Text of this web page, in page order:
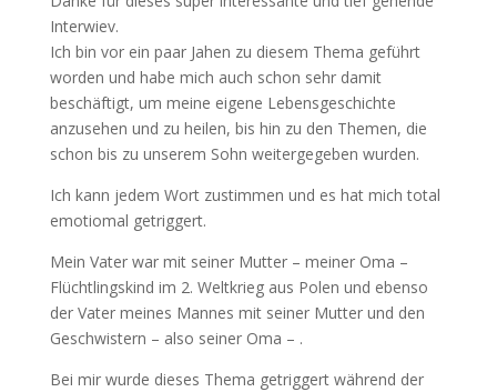
Interwiev.
Ich bin vor ein paar Jahen zu diesem Thema geführt
worden und habe mich auch schon sehr damit
beschäftigt, um meine eigene Lebensgeschichte
anzusehen und zu heilen, bis hin zu den Themen, die
schon bis zu unserem Sohn weitergegeben wurden.
Ich kann jedem Wort zustimmen und es hat mich total
emotiomal getriggert.
Mein Vater war mit seiner Mutter – meiner Oma –
Flüchtlingskind im 2. Weltkrieg aus Polen und ebenso
der Vater meines Mannes mit seiner Mutter und den
Geschwistern – also seiner Oma – .
Bei mir wurde dieses Thema getriggert während der